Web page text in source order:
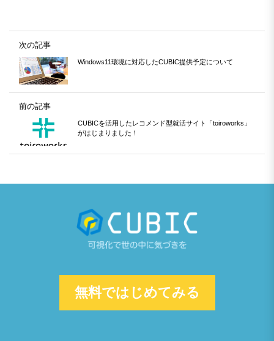
次の記事
Windows11環境に対応したCUBIC提供予定について
前の記事
CUBICを活用したレコメンド型就活サイト「toiroworks」
がはじまりました！
無料ではじめてみる